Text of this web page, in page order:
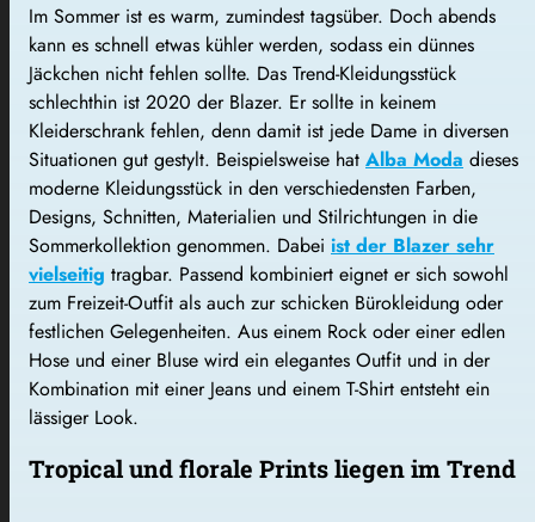
Im Sommer ist es warm, zumindest tagsüber. Doch abends
kann es schnell etwas kühler werden, sodass ein dünnes
Jäckchen nicht fehlen sollte. Das Trend-Kleidungsstück
schlechthin ist 2020 der Blazer. Er sollte in keinem
Kleiderschrank fehlen, denn damit ist jede Dame in diversen
Situationen gut gestylt. Beispielsweise hat Alba Moda dieses
moderne Kleidungsstück in den verschiedensten Farben,
Designs, Schnitten, Materialien und Stilrichtungen in die
Sommerkollektion genommen. Dabei ist der Blazer sehr
vielseitig tragbar. Passend kombiniert eignet er sich sowohl
zum Freizeit-Outfit als auch zur schicken Bürokleidung oder
festlichen Gelegenheiten. Aus einem Rock oder einer edlen
Hose und einer Bluse wird ein elegantes Outfit und in der
Kombination mit einer Jeans und einem T-Shirt entsteht ein
lässiger Look.
Tropical und florale Prints liegen im Trend